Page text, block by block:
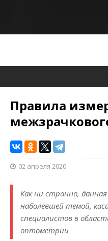
Правила
02 апреля 2020
Как ни странно,
наболевшей темой,
специалистов в
оптометрии